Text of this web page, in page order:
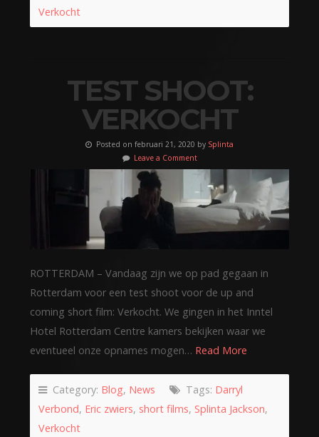
Verkocht
TEST SHOOT:
VERKOCHT
Posted on februari 21, 2020 by Splinta
Leave a Comment
ROTTERDAM – Vandaag zijn we op pad gegaan in
Rotterdam voor een test shoot voor de up and
coming short film: Verkocht. We gingen in het Inntel
Hotel Rotterdam Centre kamers bekijken waar we
eventueel onze opnames mogen… Read More
Category: Blog, News Tags: Darryl
Verbond, Eric zwiers, short films, Splinta Jackson,
Verkocht